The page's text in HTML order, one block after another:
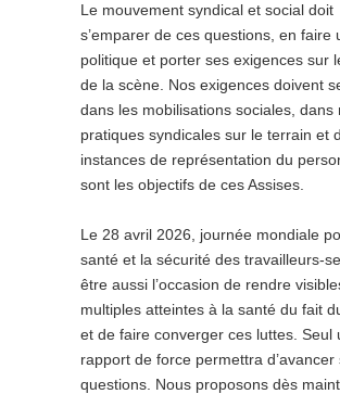
Le mouvement syndical et social doit
s’emparer de ces questions, en faire
politique et porter ses exigences sur
de la scène. Nos exigences doivent
dans les mobilisations sociales, dans
pratiques syndicales sur le terrain et
instances de représentation du
sont les objectifs de ces Assises.
Le 28 avril 2026, journée mondiale
santé et la sécurité des travailleurs-
être aussi l’occasion de rendre
multiples atteintes à la santé du fait
et de faire converger ces luttes. Seul
rapport de force permettra d’avancer
questions. Nous proposons dès